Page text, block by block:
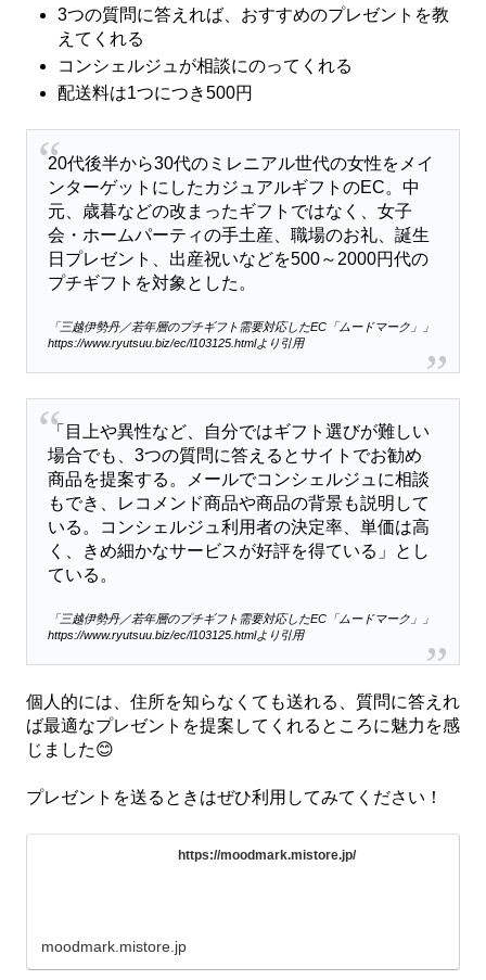
3つの質問に答えれば、おすすめのプレゼントを教
えてくれる
コンシェルジュが相談にのってくれる
配送料は1つにつき500円
20代後半から30代のミレニアル世代の女性をメイ
ンターゲットにしたカジュアルギフトのEC。中
元、歳暮などの改まったギフトではなく、女子
会・ホームパーティの手土産、職場のお礼、誕生
日プレゼント、出産祝いなどを500～2000円代の
プチギフトを対象とした。
「三越伊勢丹／若年層のプチギフト需要対応したEC「ムードマーク」」
https://www.ryutsuu.biz/ec/l103125.htmlより引用
「目上や異性など、自分ではギフト選びが難しい
場合でも、3つの質問に答えるとサイトでお勧め
商品を提案する。メールでコンシェルジュに相談
もでき、レコメンド商品や商品の背景も説明して
いる。コンシェルジュ利用者の決定率、単価は高
く、きめ細かなサービスが好評を得ている」とし
ている。
「三越伊勢丹／若年層のプチギフト需要対応したEC「ムードマーク」」
https://www.ryutsuu.biz/ec/l103125.htmlより引用
個人的には、住所を知らなくても送れる、質問に答えれ
ば最適なプレゼントを提案してくれるところに魅力を感
じました😊
プレゼントを送るときはぜひ利用してみてください！
https://moodmark.mistore.jp/
moodmark.mistore.jp